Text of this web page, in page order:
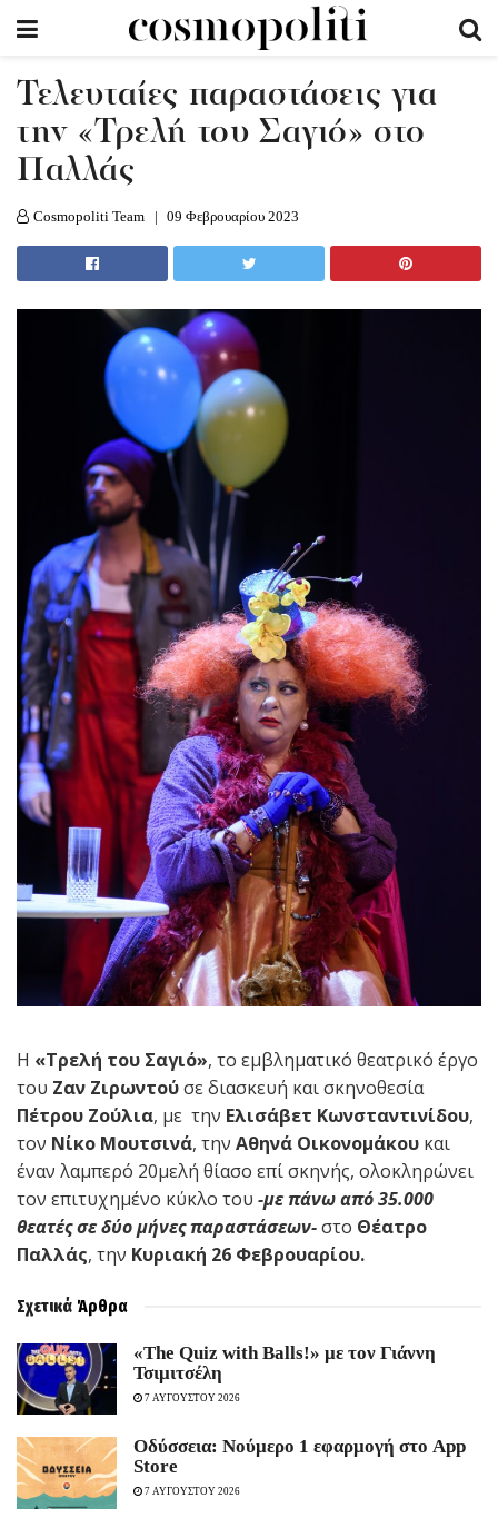
Τελευταίες παραστάσεις για
την «Τρελή του Σαγιό» στο
Παλλάς
Cosmopoliti Team 09 Φεβρουαρίου 2023
Η «Τρελή του Σαγιό», το εμβληματικό θεατρικό έργο
του Ζαν Ζιρωντούσε διασκευή και σκηνοθεσία
Πέτρου Ζούλια, με την Ελισάβετ Κωνσταντινίδου,
τον Νίκο Μουτσινά, την Αθηνά Οικονομάκου και
έναν λαμπερό 20μελή θίασο επί σκηνής, ολοκληρώνει
τον επιτυχημένο κύκλο του -με πάνω από 35.000
θεατές σε δύο μήνες παραστάσεων-στο Θέατρο
Παλλάς, την Κυριακή 26 Φεβρουαρίου.
Σχετικά Άρθρα
«The Quiz with Balls!» με τον Γιάννη
Τσιμιτσέλη
7 ΑΥΓΟΥΣΤΟΥ 2026
Οδύσσεια: Νούμερο 1 εφαρμογή στο App
Store
7 ΑΥΓΟΥΣΤΟΥ 2026